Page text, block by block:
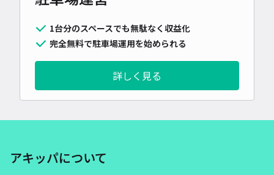
1台分のスペースでも無駄なく収益化
完全無料で駐車場運用を始められる
詳しく見る
アキッパについて